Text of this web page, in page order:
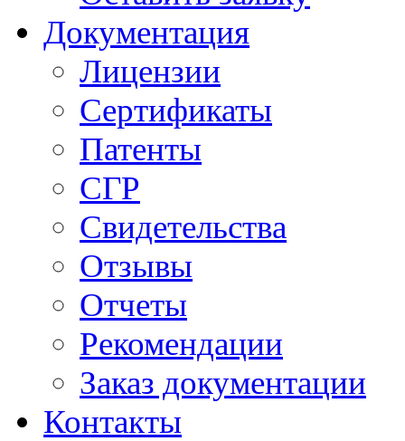
Документация
Лицензии
Сертификаты
Патенты
СГР
Свидетельства
Отзывы
Отчеты
Рекомендации
Заказ документации
Контакты